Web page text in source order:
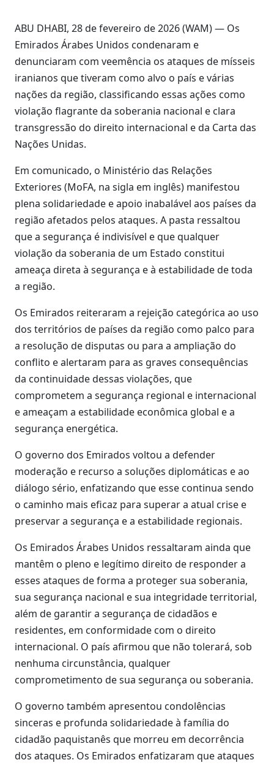
ABU DHABI, 28 de fevereiro de 2026 (WAM) — Os
Emirados Árabes Unidos condenaram e
denunciaram com veemência os ataques de mísseis
iranianos que tiveram como alvo o país e várias
nações da região, classificando essas ações como
violação flagrante da soberania nacional e clara
transgressão do direito internacional e da Carta das
Nações Unidas.
Em comunicado, o Ministério das Relações
Exteriores (MoFA, na sigla em inglês) manifestou
plena solidariedade e apoio inabalável aos países da
região afetados pelos ataques. A pasta ressaltou
que a segurança é indivisível e que qualquer
violação da soberania de um Estado constitui
ameaça direta à segurança e à estabilidade de toda
a região.
Os Emirados reiteraram a rejeição categórica ao uso
dos territórios de países da região como palco para
a resolução de disputas ou para a ampliação do
conflito e alertaram para as graves consequências
da continuidade dessas violações, que
comprometem a segurança regional e internacional
e ameaçam a estabilidade econômica global e a
segurança energética.
O governo dos Emirados voltou a defender
moderação e recurso a soluções diplomáticas e ao
diálogo sério, enfatizando que esse continua sendo
o caminho mais eficaz para superar a atual crise e
preservar a segurança e a estabilidade regionais.
Os Emirados Árabes Unidos ressaltaram ainda que
mantêm o pleno e legítimo direito de responder a
esses ataques de forma a proteger sua soberania,
sua segurança nacional e sua integridade territorial,
além de garantir a segurança de cidadãos e
residentes, em conformidade com o direito
internacional. O país afirmou que não tolerará, sob
nenhuma circunstância, qualquer
comprometimento de sua segurança ou soberania.
O governo também apresentou condolências
sinceras e profunda solidariedade à família do
cidadão paquistanês que morreu em decorrência
dos ataques. Os Emirados enfatizaram que ataques